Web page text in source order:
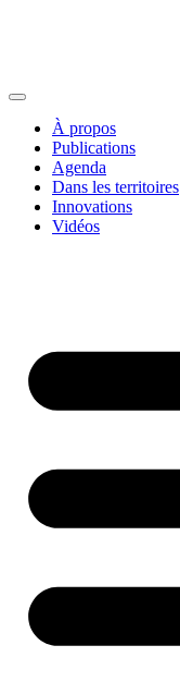
À propos
Publications
Agenda
Dans les territoires
Innovations
Vidéos